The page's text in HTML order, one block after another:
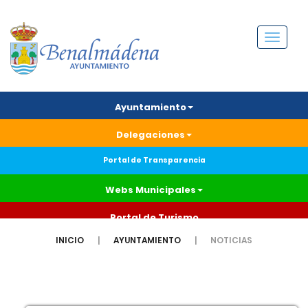
Menú
Ayuntamiento
Delegaciones
Portal de Transparencia
Webs Municipales
Portal de Turismo
INICIO AYUNTAMIENTO NOTICIAS